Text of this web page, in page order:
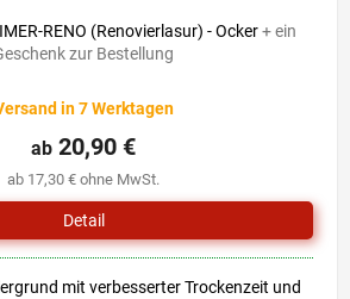
RENO (Renovierlasur) - Ocker+ ein
zur Bestellung
in 7 Werktagen
ab 17,30 € ohne MwSt.
ab 20,90 €
Detail
mit verbesserter Trockenzeit und